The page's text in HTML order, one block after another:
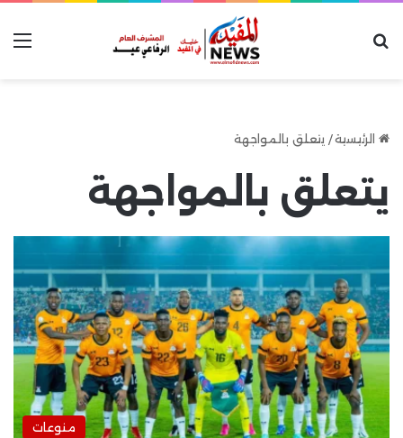
الرئيسية/ يتعلق بالمواجهة
يتعلق بالمواجهة
منوعات